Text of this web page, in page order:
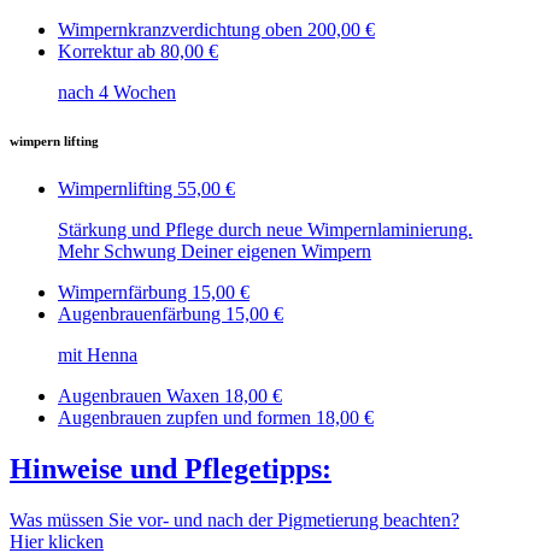
Wimpernkranzverdichtung oben 200,00 €
Korrekturab 80,00 €
nach 4 Wochen
wimpern lifting
Wimpernlifting 55,00 €
Stärkung und Pflege durch neue Wimpernlaminierung.
Mehr Schwung Deiner eigenen Wimpern
Wimpernfärbung 15,00 €
Augenbrauenfärbung 15,00 €
mit Henna
Augenbrauen Waxen 18,00 €
Augenbrauen zupfen und formen 18,00 €
Hinweise und Pflegetipps:
Was müssen Sie vor- und nach der Pigmetierung beachten?
Hier klicken